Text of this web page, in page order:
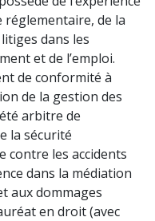
réglementaire, de la
dans les
et de l’emploi.
de conformité à
de la gestion des
arbitre de
la sécurité
contre les accidents
dans la médiation
aux dommages
en droit (avec